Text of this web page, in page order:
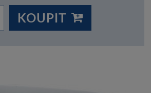
KOUPIT